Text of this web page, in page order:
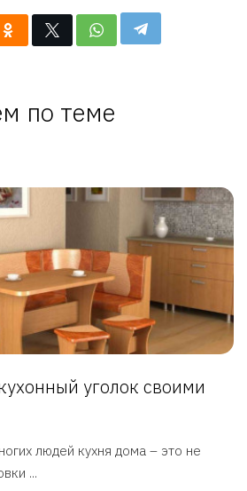
по теме
уголок своими
людей кухня дома – это не
...